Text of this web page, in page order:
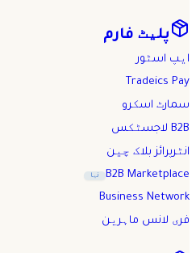
پلیٹ فارم
ایپ اسٹور
Tradeics Pay
سمارٹ اسکرو
B2B لاجسٹکس
انٹرپرائز بلاک چین
B2B Marketplace
نیا
Business Network
فری لانس ماہرین